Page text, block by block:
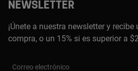
NEWSLETTER
¡Únete a nuestra newsletter y
compra, o un 15% si es superior a
Correo electrónico